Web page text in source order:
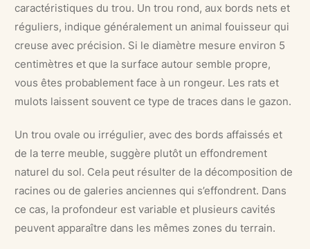
caractéristiques du trou. Un trou rond, aux bords nets et
réguliers, indique généralement un animal fouisseur qui
creuse avec précision. Si le diamètre mesure environ 5
centimètres et que la surface autour semble propre,
vous êtes probablement face à un rongeur. Les rats et
mulots laissent souvent ce type de traces dans le gazon.
Un trou ovale ou irrégulier, avec des bords affaissés et
de la terre meuble, suggère plutôt un effondrement
naturel du sol. Cela peut résulter de la décomposition de
racines ou de galeries anciennes qui s’effondrent. Dans
ce cas, la profondeur est variable et plusieurs cavités
peuvent apparaître dans les mêmes zones du terrain.